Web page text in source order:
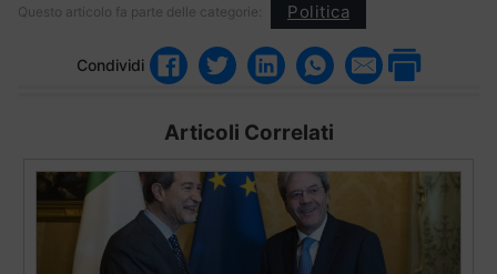
Questo articolo fa parte delle categorie: Politica
Condividi
Articoli Correlati